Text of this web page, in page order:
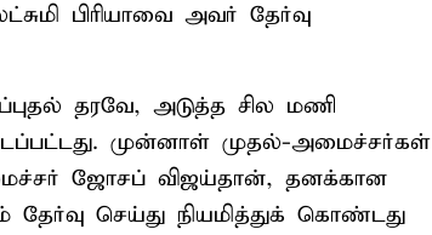
பிரியாவை அவர் தேர்வு
தரவே, அடுத்த சில மணி
முன்னாள் முதல்-அமைச்சர்கள்
ஜோசப் விஜய்தான், தனக்கான
செய்து நியமித்துக் கொண்டது